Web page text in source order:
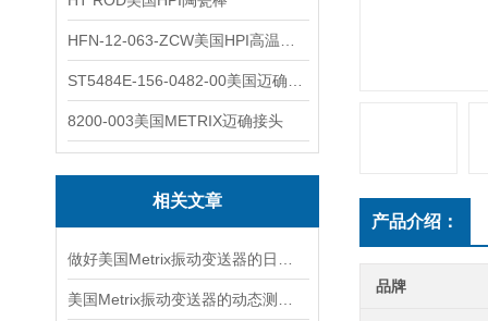
8200-003美国METRIX迈确接头
相关文章
产品介绍：
品牌